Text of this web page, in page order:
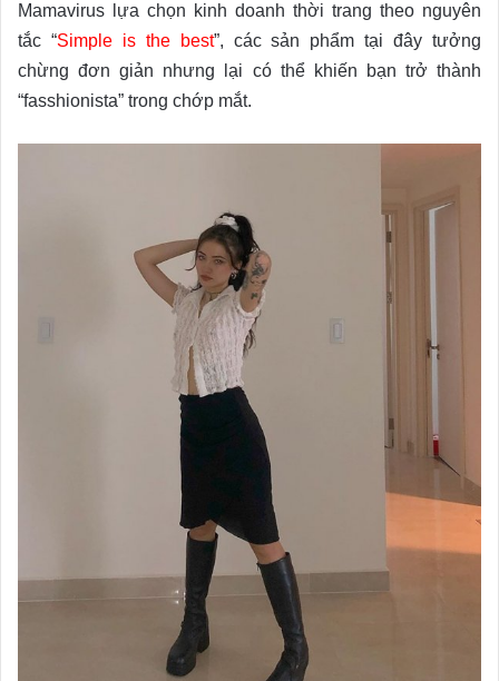
Mamavirus lựa chọn kinh doanh thời trang theo nguyên
tắc “Simple is the best”, các sản phẩm tại đây tưởng
chừng đơn giản nhưng lại có thể khiến bạn trở thành
“fasshionista” trong chớp mắt.